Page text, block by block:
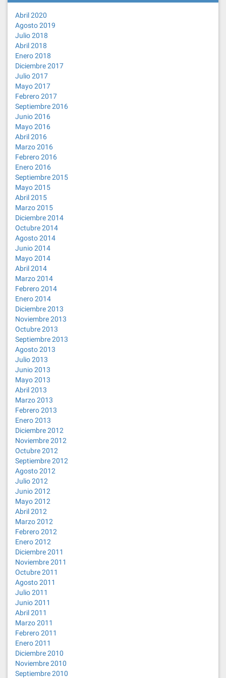
Abril 2020
Agosto 2019
Julio 2018
Abril 2018
Enero 2018
Diciembre 2017
Julio 2017
Mayo 2017
Febrero 2017
Septiembre 2016
Junio 2016
Mayo 2016
Abril 2016
Marzo 2016
Febrero 2016
Enero 2016
Septiembre 2015
Mayo 2015
Abril 2015
Marzo 2015
Diciembre 2014
Octubre 2014
Agosto 2014
Junio 2014
Mayo 2014
Abril 2014
Marzo 2014
Febrero 2014
Enero 2014
Diciembre 2013
Noviembre 2013
Octubre 2013
Septiembre 2013
Agosto 2013
Julio 2013
Junio 2013
Mayo 2013
Abril 2013
Marzo 2013
Febrero 2013
Enero 2013
Diciembre 2012
Noviembre 2012
Octubre 2012
Septiembre 2012
Agosto 2012
Julio 2012
Junio 2012
Mayo 2012
Abril 2012
Marzo 2012
Febrero 2012
Enero 2012
Diciembre 2011
Noviembre 2011
Octubre 2011
Agosto 2011
Julio 2011
Junio 2011
Abril 2011
Marzo 2011
Febrero 2011
Enero 2011
Diciembre 2010
Noviembre 2010
Septiembre 2010